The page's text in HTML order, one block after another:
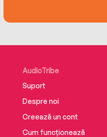
AudioTribe
Suport
Despre noi
Creează un cont
Cum funcționează